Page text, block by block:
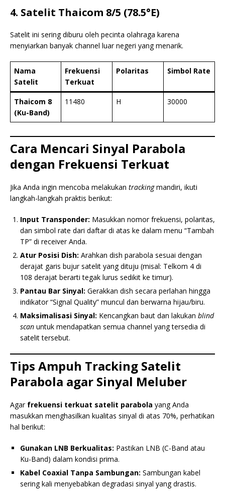
4. Satelit Thaicom 8/5 (78.5°E)
Satelit ini sering diburu oleh pecinta olahraga karena
menyiarkan banyak channel luar negeri yang menarik.
Nama
Satelit
Frekuensi
Terkuat
Polaritas Simbol Rate
Thaicom 8
(Ku-Band)
11480 H 30000
Cara Mencari Sinyal Parabola
dengan Frekuensi Terkuat
Jika Anda ingin mencoba melakukan trackingmandiri, ikuti
langkah-langkah praktis berikut:
Input Transponder: Masukkan nomor frekuensi, polaritas,
dan simbol rate dari daftar di atas ke dalam menu “Tambah
TP” di receiver Anda.
Atur Posisi Dish: Arahkan dish parabola sesuai dengan
derajat garis bujur satelit yang dituju (misal: Telkom 4 di
108 derajat berarti tegak lurus sedikit ke timur).
Pantau Bar Sinyal: Gerakkan dish secara perlahan hingga
indikator “Signal Quality” muncul dan berwarna hijau/biru.
Maksimalisasi Sinyal: Kencangkan baut dan lakukan blind
scan untuk mendapatkan semua channel yang tersedia di
satelit tersebut.
Tips Ampuh Tracking Satelit
Parabola agar Sinyal Meluber
Agar frekuensi terkuat satelit parabola yang Anda
masukkan menghasilkan kualitas sinyal di atas 70%, perhatikan
hal berikut:
Gunakan LNB Berkualitas: Pastikan LNB (C-Band atau
Ku-Band) dalam kondisi prima.
Kabel Coaxial Tanpa Sambungan: Sambungan kabel
sering kali menyebabkan degradasi sinyal yang drastis.